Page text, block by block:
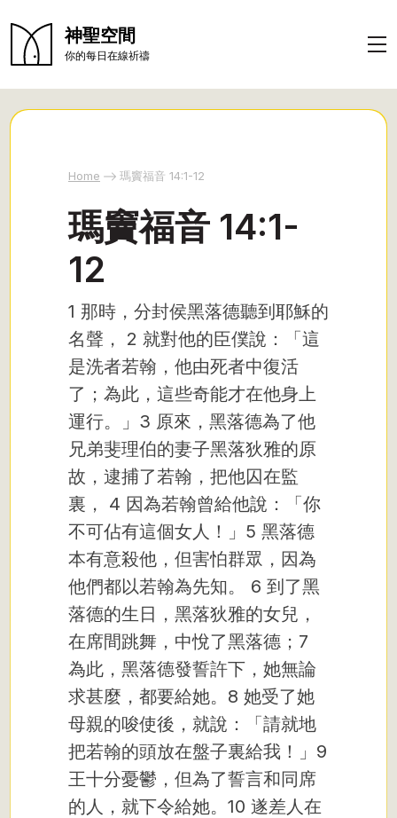
神聖空間
你的每日在線祈禱
Home 瑪竇福音 14:1-12
瑪竇福音 14:1-
12
1 那時，分封侯黑落德聽到耶穌的
名聲，
2 就對他的臣僕說：「這
是洗者若翰，他由死者中復活
了；為此，這些奇能才在他身上
運行。」3 原來，黑落德為了他
兄弟斐理伯的妻子黑落狄雅的原
故，逮捕了若翰，把他囚在監
裏， 4 因為若翰曾給他說：「你
不可佔有這個女人！」5 黑落德
本有意殺他，但害怕群眾，因為
他們都以若翰為先知。
6 到了黑
落德的生日，黑落狄雅的女兒，
在席間跳舞，中悅了黑落德；7
為此，黑落德發誓許下，她無論
求甚麼，都要給她。8 她受了她
母親的唆使後，就說：「請就地
把若翰的頭放在盤子裏給我！」9
王十分憂鬱，但為了誓言和同席
的人，就下令給她。10 遂差人在